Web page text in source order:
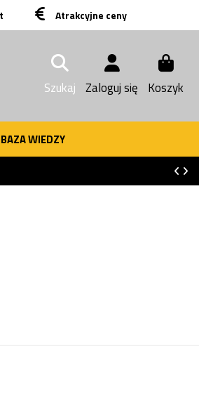
Atrakcyjne ceny
Szukaj Zaloguj się Koszyk
BAZA WIEDZY